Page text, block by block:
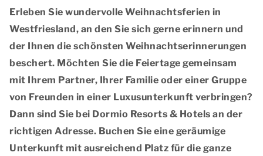
Erleben Sie wundervolle Weihnachtsferien in
Westfriesland, an den Sie sich gerne erinnern und
der Ihnen die schönsten Weihnachtserinnerungen
beschert. Möchten Sie die Feiertage gemeinsam
mit Ihrem Partner, Ihrer Familie oder einer Gruppe
von Freunden in einer Luxusunterkunft verbringen?
Dann sind Sie bei Dormio Resorts & Hotels an der
richtigen Adresse. Buchen Sie eine geräumige
Unterkunft mit ausreichend Platz für die ganze